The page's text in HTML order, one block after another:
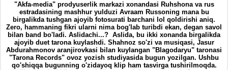
"Akfa-media" prodyuserlik markazi xonandasi Ruhshona va rus
estradasining mashhur yulduzi Avraam Russoning mana bu
birgalikda tushgan ajoyib fotosurati barchani lol qoldirishi aniq.
Zero, hammaning fikri ularni nima bog'lab turibdi ekan, degan savol
bilan band bo'ladi. Aslidachi...? Aslida, bu ikki xonanda birgalikda
ajoyib duet tarona kuylashdi. Shahnoz so'zi va musiqasi, Jasur
Abdurahmonov aranjirovkasi bilan kuylangan "Blagodaryu" taronasi
"Tarona Records" ovoz yozish studiyasida bugun yozilgan. Ushbu
qo'shiqqa bugunning o'zidayoq klip ham tasvirga tushirilmoqda.